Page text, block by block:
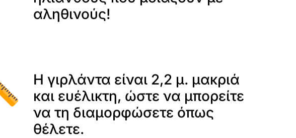
αληθινούς!
Η γιρλάντα είναι 2,2 μ. μακριά
και ευέλικτη, ώστε να μπορείτε
να τη διαμορφώσετε όπως
θέλετε.